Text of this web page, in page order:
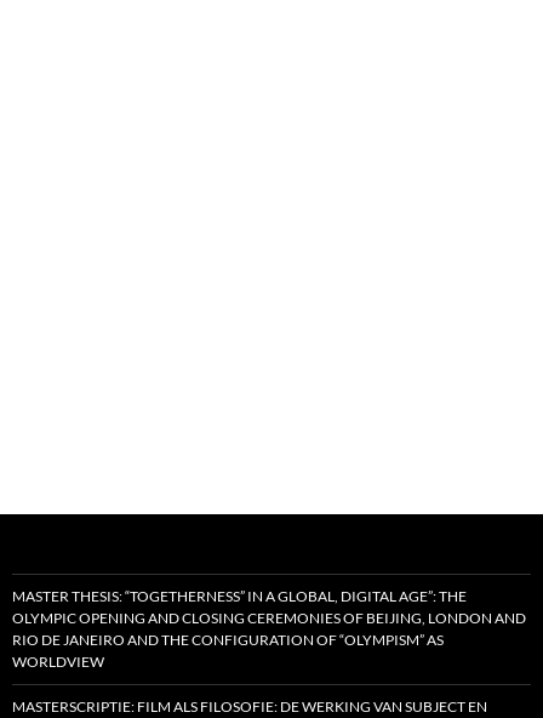
MASTER THESIS: “TOGETHERNESS” IN A GLOBAL, DIGITAL AGE”: THE
OLYMPIC OPENING AND CLOSING CEREMONIES OF BEIJING, LONDON AND
RIO DE JANEIRO AND THE CONFIGURATION OF “OLYMPISM” AS
WORLDVIEW
MASTERSCRIPTIE: FILM ALS FILOSOFIE: DE WERKING VAN SUBJECT EN